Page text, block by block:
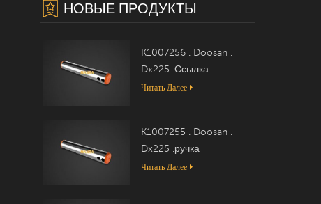
НОВЫЕ ПРОДУКТЫ
K1007256 . Doosan .
Dx225 .Ссылка
Читать Далее
K1007255 . Doosan .
Dx225 .ручка
Читать Далее